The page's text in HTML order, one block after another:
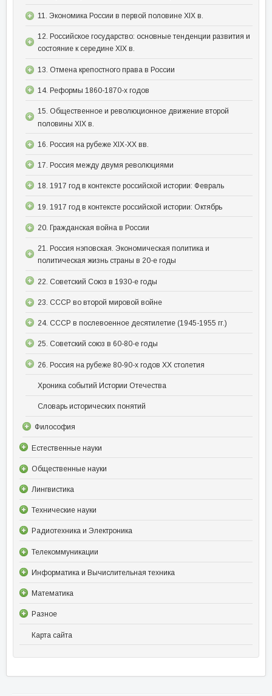
11. Экономика России в первой половине XIX в.
12. Российское государство: основные тенденции развития и
состояние к середине XIX в.
13. Отмена крепостного права в России
14. Реформы 1860-1870-х годов
15. Общественное и революционное движение второй
половины XIX в.
16. Россия на рубеже XIX-XX вв.
17. Россия между двумя революциями
18. 1917 год в контексте российской истории: Февраль
19. 1917 год в контексте российской истории: Октябрь
20. Гражданская война в России
21. Россия нэповская. Экономическая политика и
политическая жизнь страны в 20-е годы
22. Советский Союз в 1930-е годы
23. СССР во второй мировой войне
24. СССР в послевоенное десятилетие (1945-1955 гг.)
25. Советский союз в 60-80-е годы
26. Россия на рубеже 80-90-х годов XX столетия
Хроника событий Истории Отечества
Словарь исторических понятий
Философия
Естественные науки
Общественные науки
Лингвистика
Технические науки
Радиотехника и Электроника
Телекоммуникации
Информатика и Вычислительная техника
Математика
Разное
Карта сайта